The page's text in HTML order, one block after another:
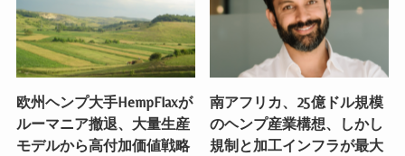
欧州ヘンプ大手HempFlaxが
ルーマニア撤退、大量生産
モデルから高付加価値戦略
南アフリカ、25億ドル規模
のヘンプ産業構想、しかし
規制と加工インフラが最大